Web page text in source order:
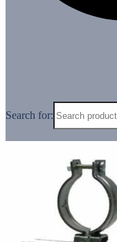
Search for: